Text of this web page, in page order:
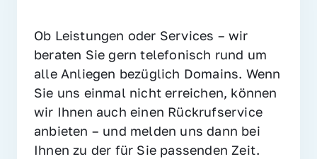
Ob Leistungen oder Services – wir
beraten Sie gern telefonisch rund um
alle Anliegen bezüglich Domains. Wenn
Sie uns einmal nicht erreichen, können
wir Ihnen auch einen Rückrufservice
anbieten – und melden uns dann bei
Ihnen zu der für Sie passenden Zeit.